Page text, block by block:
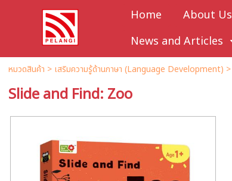
Home About Us
News and Articles
หมวดสินค้า > เสริมความรู้ด้านภาษา (Language Development) >
Slide and Find: Zoo